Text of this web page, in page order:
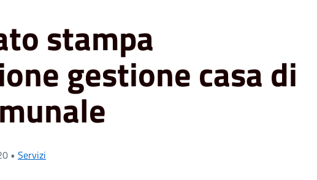
stampa
gestione casa di
• Servizi